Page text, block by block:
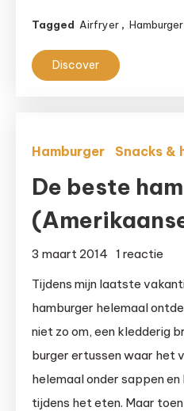
Tagged Airfryer , Hamburger
Discover
Hamburger Snacks &
De beste
3 maart 2014 1 reactie
Tijdens mijn laatste
hamburger helemaal
niet zo om, een kledderig
burger ertussen waar het
helemaal onder sappen
tijdens het eten. Maar